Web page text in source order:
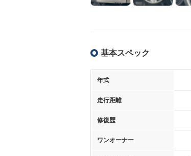
基本スペック
年式
走行距離
修復歴
ワンオーナー